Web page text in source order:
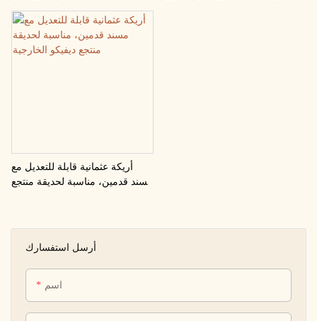
أرسل استفسارك
اسم
أريكة عثمانية قابلة للتعديل مع
مسند قدمين، مناسبة لحديقة منتجع